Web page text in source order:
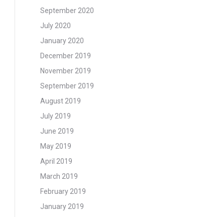
September 2020
July 2020
January 2020
December 2019
November 2019
September 2019
August 2019
July 2019
June 2019
May 2019
April 2019
March 2019
February 2019
January 2019